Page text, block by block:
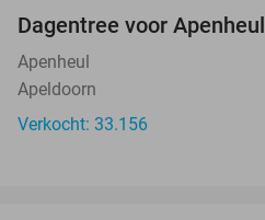
Dagentree voor Apenheul
Apenheul
Apeldoorn
Verkocht: 33.156